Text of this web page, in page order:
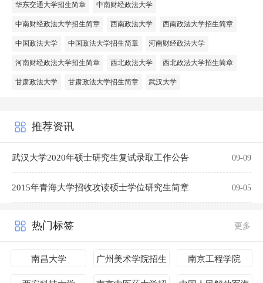
华东交通大学招生简章 中南财经政法大学
中南财经政法大学招生简章 西南政法大学 西南政法大学招生简章
中国政法大学 中国政法大学招生简章 河南财经政法大学
河南财经政法大学招生简章 西北政法大学 西北政法大学招生简章
甘肃政法大学 甘肃政法大学招生简章 武汉大学
推荐资讯
武汉大学2020年硕士研究生复试录取工作公告 09-09
2015年青海大学招收攻读硕士学位研究生简章 09-05
热门标签 更多
南昌大学
广州美术学院招生
南京工程学院